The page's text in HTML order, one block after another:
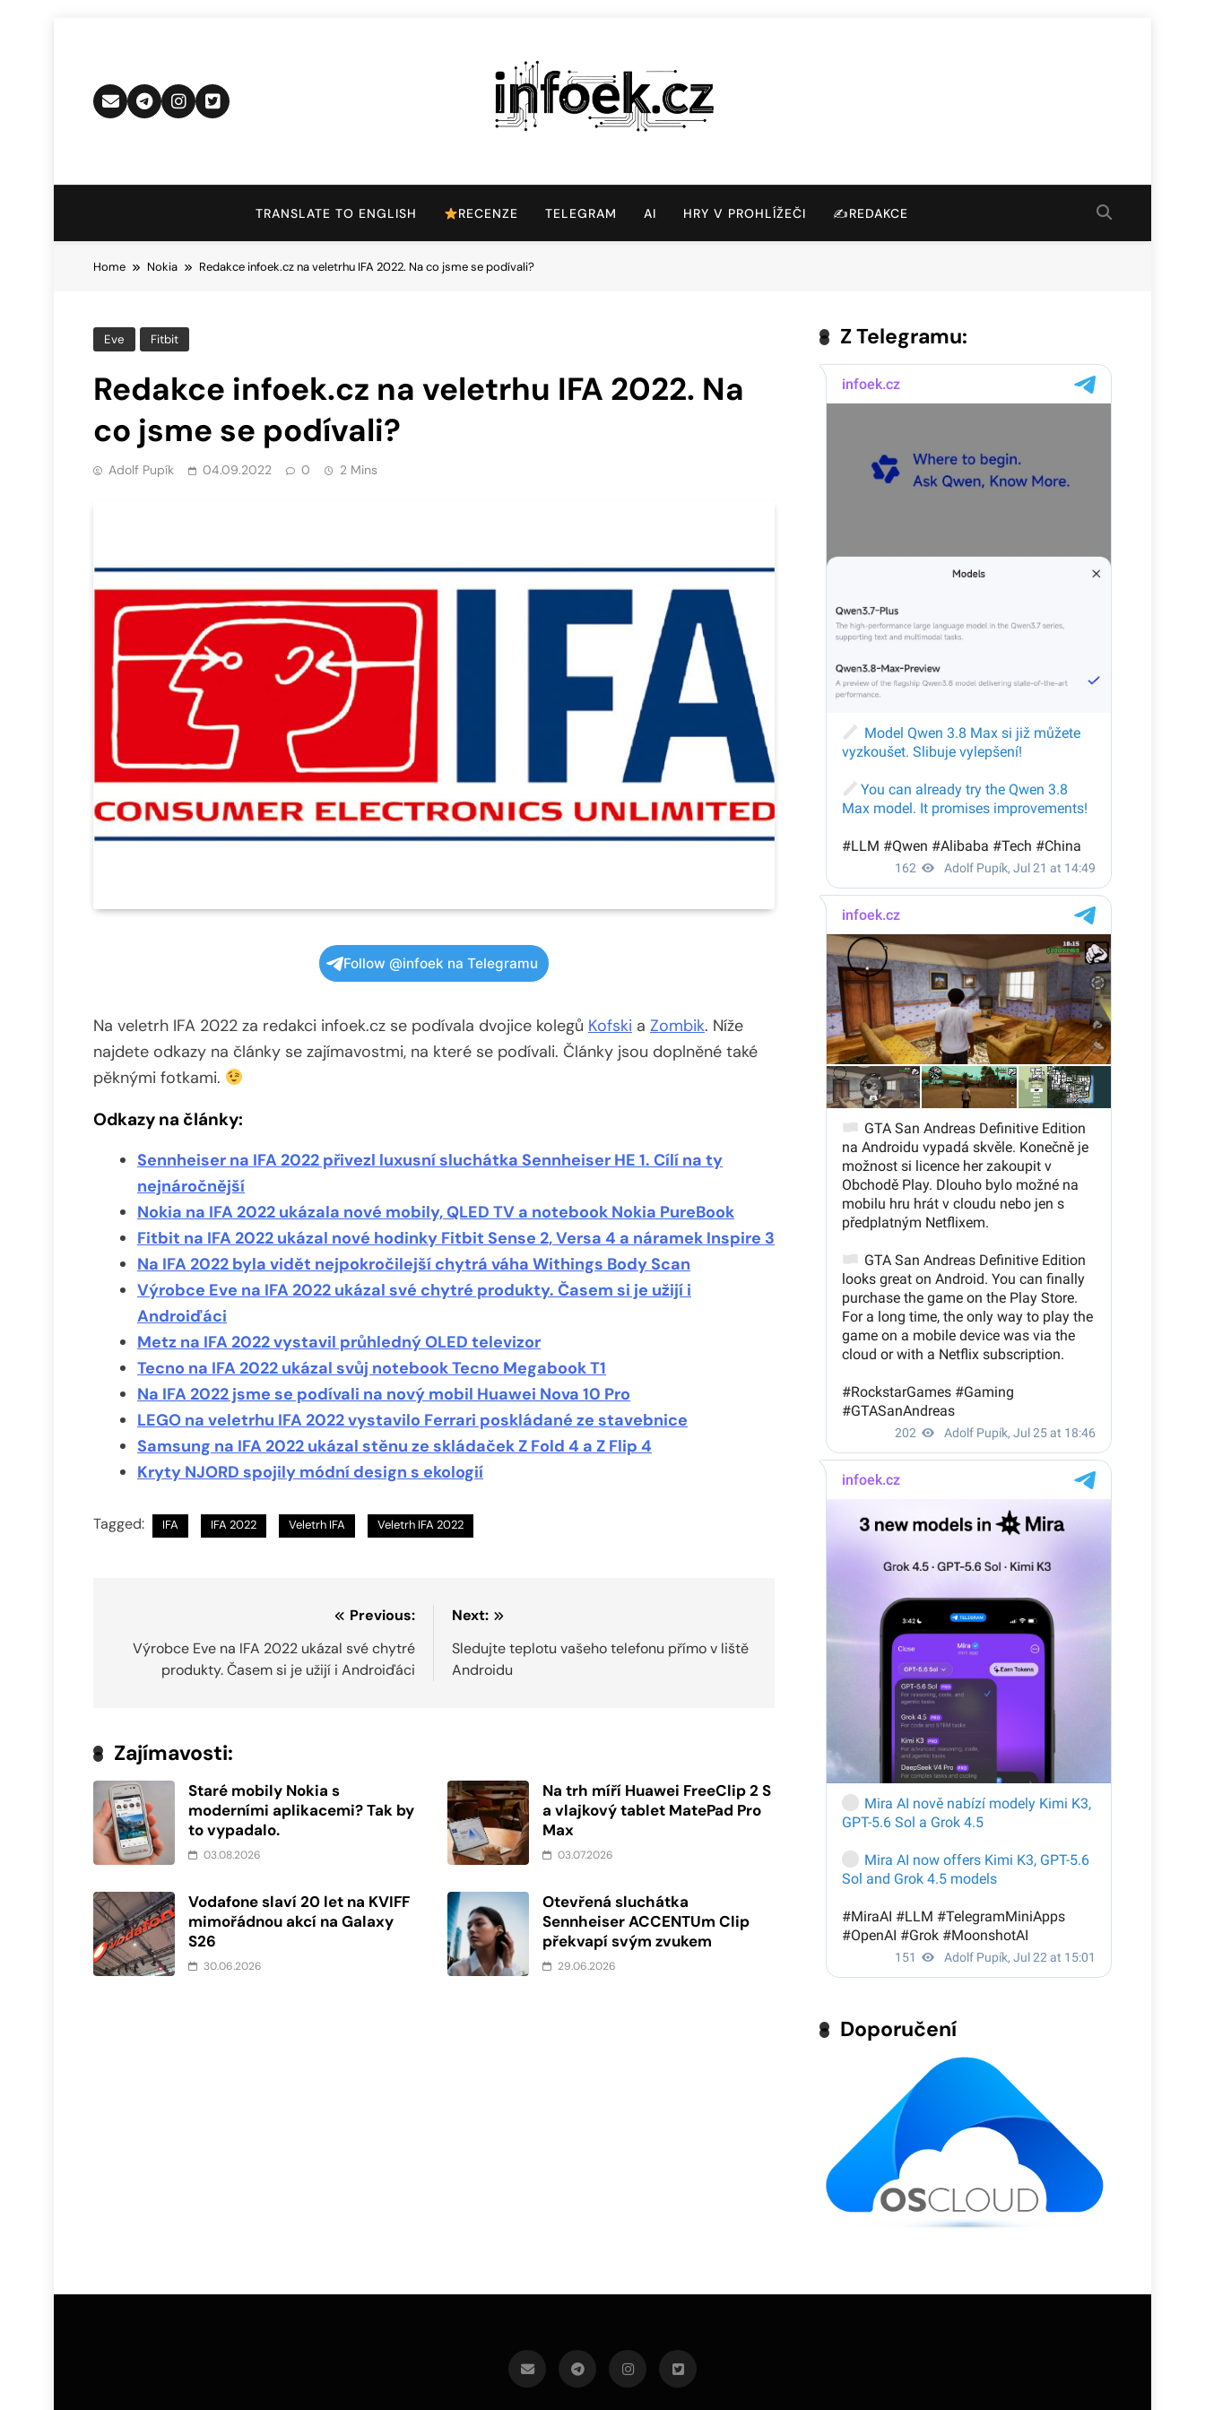
Infoek.cz
TRANSLATE TO ENGLISH RECENZE TELEGRAM AI HRY V PROHLÍŽEČI ✍️REDAKCE
Home Nokia Redakce infoek.cz na veletrhu IFA 2022. Na co jsme se podívali?
Eve Fitbit
Redakce infoek.cz na veletrhu IFA 2022. Na
co jsme se podívali?
Adolf Pupík 04.09.2022 0 2 Mins
Follow @infoek na Telegramu
Na veletrh IFA 2022 za redakci infoek.cz se podívala dvojice kolegů Kofski a Zombik. Níže
najdete odkazy na články se zajímavostmi, na které se podívali. Články jsou doplněné také
pěknými fotkami.
Odkazy na články:
Sennheiser na IFA 2022 přivezl luxusní sluchátka Sennheiser HE 1. Cílí na ty
nejnáročnější
Nokia na IFA 2022 ukázala nové mobily, QLED TV a notebook Nokia PureBook
Fitbit na IFA 2022 ukázal nové hodinky Fitbit Sense 2, Versa 4 a náramek Inspire 3
Na IFA 2022 byla vidět nejpokročilejší chytrá váha Withings Body Scan
Výrobce Eve na IFA 2022 ukázal své chytré produkty. Časem si je užijí i
Androiďáci
Metz na IFA 2022 vystavil průhledný OLED televizor
Tecno na IFA 2022 ukázal svůj notebook Tecno Megabook T1
Na IFA 2022 jsme se podívali na nový mobil Huawei Nova 10 Pro
LEGO na veletrhu IFA 2022 vystavilo Ferrari poskládané ze stavebnice
Samsung na IFA 2022 ukázal stěnu ze skládaček Z Fold 4 a Z Flip 4
Kryty NJORD spojily módní design s ekologií
Tagged: IFA IFA 2022 Veletrh IFA Veletrh IFA 2022
pro
příspěvek
Previous:
Výrobce Eve na IFA 2022 ukázal své chytré
produkty. Časem si je užijí i Androiďáci
Next:
Sledujte teplotu vašeho telefonu přímo v liště
Androidu
Zajímavosti:
Staré mobily Nokia s
moderními aplikacemi? Tak by
to vypadalo.
03.08.2026
Na trh míří Huawei FreeClip 2 S
a vlajkový tablet MatePad Pro
Max
03.07.2026
Vodafone slaví 20 let na KVIFF
mimořádnou akcí na Galaxy
S26
30.06.2026
Otevřená sluchátka
Sennheiser ACCENTUm Clip
překvapí svým zvukem
29.06.2026
Z Telegramu:
Doporučení